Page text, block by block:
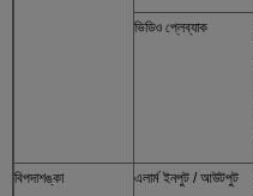
ভিডিও প্লেব্যাক
বিপদাশঙ্কা এলার্ম ইনপুট / আউটপুট